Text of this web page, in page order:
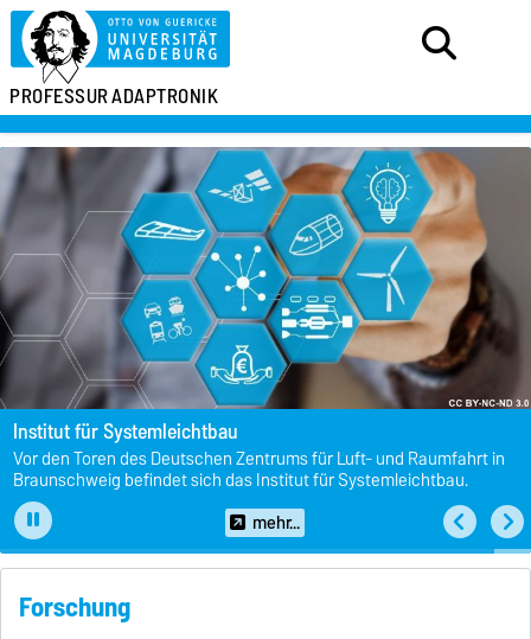
PROFESSURADAPTRONIK
Institut für Systemleichtbau
Vor den Toren des Deutschen Zentrums für Luft- und Raumfahrt in
Braunschweig befindet sich das Institut für Systemleichtbau.
mehr...
Forschung